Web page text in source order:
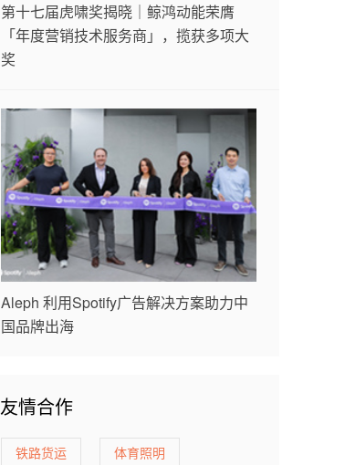
第十七届虎啸奖揭晓｜鲸鸿动能荣膺
「年度营销技术服务商」，揽获多项大
奖
Aleph 利用Spotify广告解决方案助力中
国品牌出海
友情合作
铁路货运 体育照明